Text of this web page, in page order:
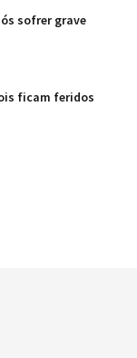
sofrer grave
ficam feridos